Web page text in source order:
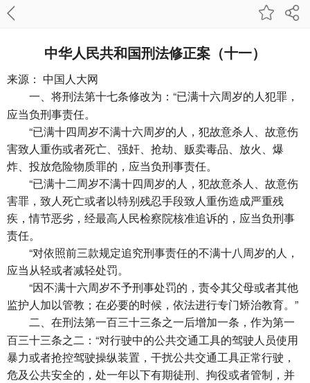
中华人民共和国刑法修正案（十一）
来源： 中国人大网
一、 将刑法第十七条修改为：“已满十六周岁的人犯罪，
应当负刑事责任。
“已满十四周岁不满十六周岁的人，犯故意杀人、故意伤
害致人重伤或者死亡、强奸、抢劫、贩卖毒品、放火、爆
炸、投放危险物质罪的，应当负刑事责任。
“已满十二周岁不满十四周岁的人，犯故意杀人、故意伤
害罪，致人死亡或者以特别残忍手段致人重伤造成严重残
疾，情节恶劣，经最高人民检察院核准追诉的，应当负刑事
责任。
“对依照前三款规定追究刑事责任的不满十八周岁的人，
应当从轻或者减轻处罚。
“因不满十六周岁不予刑事处罚的，责令其父母或者其他
监护人加以管教；在必要的时候，依法进行专门矫治教育。”
二、 在刑法第一百三十三条之一后增加一条，作为第一
百三十三条之二：“对行驶中的公共交通工具的驾驶人员使用
暴力或者抢控驾驶操纵装置，干扰公共交通工具正常行驶，
危及公共安全的，处一年以下有期徒刑、拘役或者管制，并